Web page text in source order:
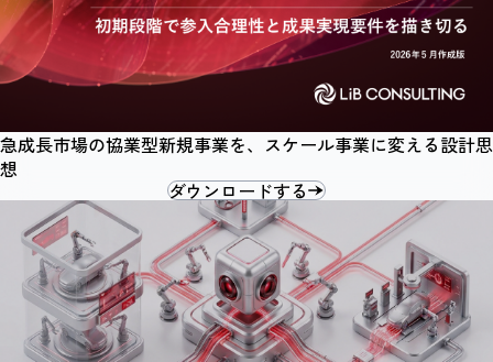
急成長市場の協業型新規事業を、スケール事業に変える設計思
想
ダウンロードする